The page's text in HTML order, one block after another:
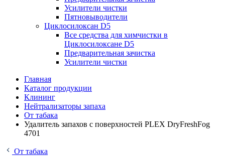
Усилители чистки
Пятновыводители
Циклосилоксан D5
Все средства для химчистки в
Циклосилоксане D5
Предварительная зачистка
Усилители чистки
Главная
Каталог продукции
Клининг
Нейтрализаторы запаха
От табака
Удалитель запахов с поверхностей PLEX DryFreshFog
4701
От табака